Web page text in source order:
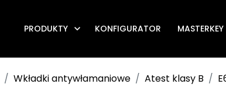
PRODUKTY  KONFIGURATOR MASTERKEY
Wkładki antywłamaniowe Atest klasy B